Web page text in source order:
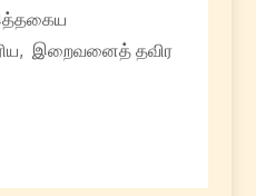
இறைவனைத் தவிர